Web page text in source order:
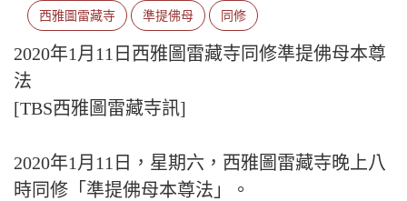
西雅圖雷藏寺 準提佛母 同修
2020年1月11日西雅圖雷藏寺同修準提佛母本尊
法
[TBS西雅圖雷藏寺訊]
2020年1月11日，星期六，西雅圖雷藏寺晚上八
時同修「準提佛母本尊法」。